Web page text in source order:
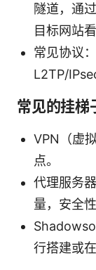
隧道，通
目标网站
常见协议
L2TP/
常见的挂梯
VPN（虚
点。
代理服务
量，安全
行搭建或